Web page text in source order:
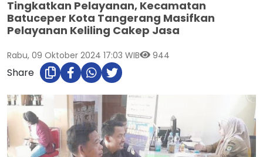
Tingkatkan Pelayanan, Kecamatan
Batuceper Kota Tangerang Masifkan
Pelayanan Keliling Cakep Jasa
Rabu, 09 Oktober 2024 17:03 WIB 944
Share